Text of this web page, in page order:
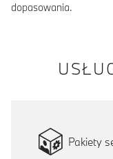
dopasowania.
Pakiety